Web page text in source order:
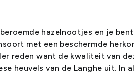
hazelnootjes en je
met een beschermde
reden want de kwaliteit van
heuvels van de Langhe uit. In